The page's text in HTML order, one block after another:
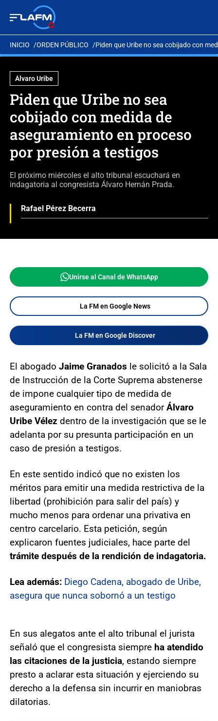
INICIO ORDEN PÚBLICO Piden que Uribe no sea cobijado con
Álvaro Uribe
Piden que Uribe no sea
cobijado con medida de
aseguramiento en proceso
por presión a testigos
El próximo miércoles el alto tribunal escuchará en
indagatoria al congresista Álvaro Hernán Prada.
Rafael Pérez Becerra
Unirse al Canal de WhatsApp
La FM en Google News
La FM en Google Discover
El abogado Jaime Granados le solicitó a la Sala
de Instrucción de la Corte Suprema abstenerse
de impone cualquier tipo de medida de
aseguramiento en contra del senadorÁlvaro
Uribe Vélez dentro de la investigación que se le
adelanta por su presunta participación en un
caso de presión a testigos.
En este sentido indicó que no existen los
méritos para emitir una medida restrictiva de la
libertad (prohibición para salir del país) y
mucho menos para ordenar una privativa en
centro carcelario. Esta petición, según
explicaron fuentes judiciales, hace parte del
trámite después de la rendición de indagatoria.
Lea además: Diego Cadena, abogado de Uribe,
asegura que nunca sobornó a un testigo
En sus alegatos ante el alto tribunal el jurista
señaló que el congresista siempre ha atendido
las citaciones de la justicia, estando siempre
presto a aclarar esta situación y ejerciendo su
derecho a la defensa sin incurrir en maniobras
dilatorias.